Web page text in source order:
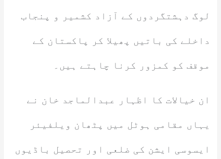
لوگ دہشتگردوں کے آزاد کشمیر و پنجاب
داخلے کی باتیں پھیلا کر پاکستان کے
موقف کو کمزور کرنا چاہتے ہیں۔
ان خیالات کا اظہار عبدالماجد خان نے
یہاں مقامی ہوٹل میں پٹھان ویلفیئر
ایسوسی ایشن کی ضلعی اور تحصیل باڈیوں